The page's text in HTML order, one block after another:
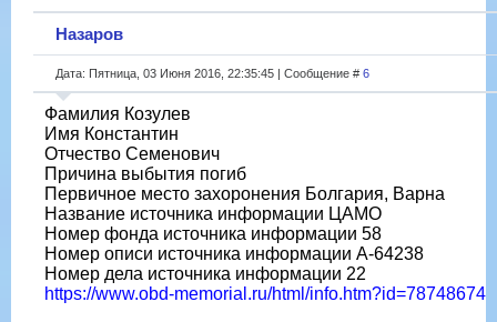
Назаров
Дата: Пятница, 03 Июня 2016, 22:35:45 | Сообщение # 6
Фамилия Козулев
Имя Константин
Отчество Семенович
Причина выбытия погиб
Первичное место захоронения Болгария, Варна
Название источника информации ЦАМО
Номер фонда источника информации 58
Номер описи источника информации A-64238
Номер дела источника информации 22
https://www.obd-memorial.ru/html/info.htm?id=78748674